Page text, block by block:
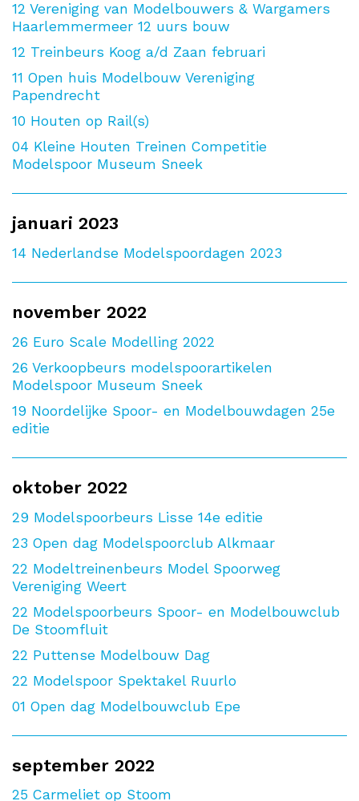
12 Vereniging van Modelbouwers & Wargamers
Haarlemmermeer 12 uurs bouw
12 Treinbeurs Koog a/d Zaan februari
11 Open huis Modelbouw Vereniging
Papendrecht
10 Houten op Rail(s)
04 Kleine Houten Treinen Competitie
Modelspoor Museum Sneek
januari 2023
14 Nederlandse Modelspoordagen 2023
november 2022
26 Euro Scale Modelling 2022
26 Verkoopbeurs modelspoorartikelen
Modelspoor Museum Sneek
19 Noordelijke Spoor- en Modelbouwdagen 25e
editie
oktober 2022
29 Modelspoorbeurs Lisse 14e editie
23 Open dag Modelspoorclub Alkmaar
22 Modeltreinenbeurs Model Spoorweg
Vereniging Weert
22 Modelspoorbeurs Spoor- en Modelbouwclub
De Stoomfluit
22 Puttense Modelbouw Dag
22 Modelspoor Spektakel Ruurlo
01 Open dag Modelbouwclub Epe
september 2022
25 Carmeliet op Stoom